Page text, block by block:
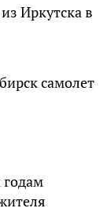
Иркутска в
самолет
годам